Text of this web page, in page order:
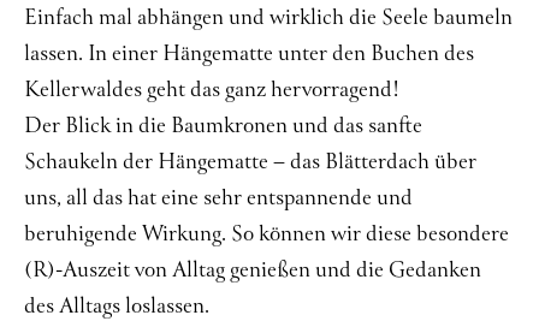
Termine
Über mich
Kontakt
Einfach mal abhängen und wirklich die Seele baumeln
lassen. In einer Hängematte unter den Buchen des
Kellerwaldes geht das ganz hervorragend!
Der Blick in die Baumkronen und das sanfte
Schaukeln der Hängematte – das Blätterdach über
uns, all das hat eine sehr entspannende und
beruhigende Wirkung. So können wir diese besondere
(R)-Auszeit von Alltag genießen und die Gedanken
des Alltags loslassen.